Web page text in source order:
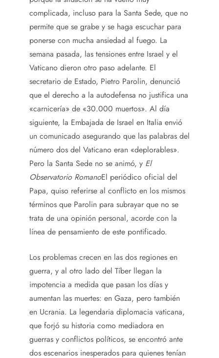
complicada, incluso para la Santa Sede, que no
permite que se grabe y se haga escuchar para
ponerse con mucha ansiedad al fuego. La
semana pasada, las tensiones entre Israel y el
Vaticano dieron otro paso adelante. El
secretario de Estado, Pietro Parolin, denunció
que el derecho a la autodefensa no justifica una
«carnicería» de «30.000 muertos». Al día
siguiente, la Embajada de Israel en Italia envió
un comunicado asegurando que las palabras del
número dos del Vaticano eran «deplorables».
Pero la Santa Sede no se animó, y El
Observatorio RomanoEl periódico oficial del
Papa, quiso referirse al conflicto en los mismos
términos que Parolin para subrayar que no se
trata de una opinión personal, acorde con la
línea de pensamiento de este pontificado.
Los problemas crecen en las dos regiones en
guerra, y al otro lado del Tíber llegan la
impotencia a medida que pasan los días y
aumentan las muertes: en Gaza, pero también
en Ucrania. La legendaria diplomacia vaticana,
que forjó su historia como mediadora en
guerras y conflictos políticos, se encontró ante
dos escenarios inesperados para quienes tenían